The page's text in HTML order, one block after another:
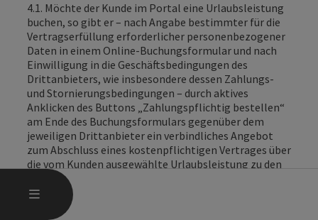
MENÜ
4.1. Möchte der Kunde im Portal eine Urlaubsleistung
buchen, so gibt er – nach Angabe bestimmter für die
Vertragserfüllung erforderlicher personenbezogener
Daten in einem Online-Buchungsformular und nach
Einwilligung in die Geschäftsbedingungen des
Drittanbieters, wie insbesondere dessen Zahlungs-
und Stornierungsbedingungen – durch aktives
Anklicken des Buttons „Zahlungspflichtig bestellen“
am Ende des Buchungsformulars gegenüber dem
jeweiligen Drittanbieter ein verbindliches Angebot
zum Abschluss eines kostenpflichtigen Vertrages über
die vom Kunden ausgewählte Urlaubsleistung zu den
Geschäftsbedingungen des Drittanbieters ab.
4.2. Dem Kunden wird sogleich nach Abschluss des